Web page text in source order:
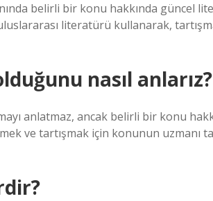
belirli bir konu hakkında güncel
literatürü kullanarak,
nasıl anlarız?
anlatmaz, ancak belirli bir konu
ve tartışmak için konunun uzmanı